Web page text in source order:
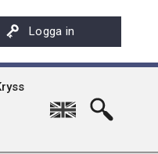
Logga in
100 år
Kryss historia
nyhetsbrev
English